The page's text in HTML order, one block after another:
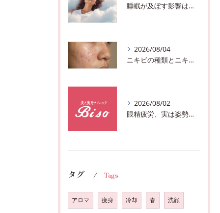
睡眠が及ぼす影響は？千葉市おすすめメニュー全身リンパマッサージで全身スッキリ♪
2026/08/04
ニキビの種類とニキビを作らないスキンケア方法♪千葉市中央区フェイシャルエステサロン
2026/08/02
眼精疲労、実は姿勢が原因かも?駅近おすすめメニュー全身リンパマッサージで全身スッキリ♪
タグ Tags
アロマ 痩身 冷却 春 洗顔